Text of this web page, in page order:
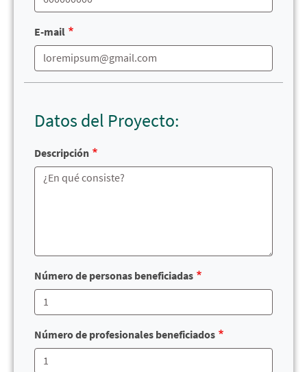
E-mail
Datos del Proyecto:
Descripción
Número de personas beneficiadas
Número de profesionales beneficiados